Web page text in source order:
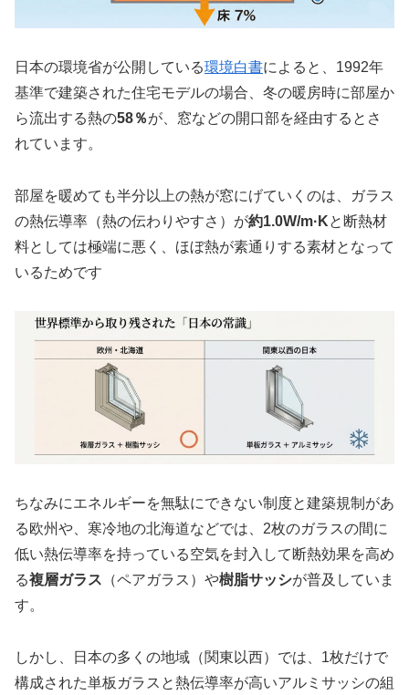
日本の環境省が公開している環境白書によると、1992年
基準で建築された住宅モデルの場合、冬の暖房時に部屋か
ら流出する熱の58％が、窓などの開口部を経由するとさ
れています。
部屋を暖めても半分以上の熱が窓にげていくのは、ガラス
の熱伝導率（熱の伝わりやすさ）が約1.0W/m·Kと断熱材
料としては極端に悪く、ほぼ熱が素通りする素材となって
いるためです
ちなみにエネルギーを無駄にできない制度と建築規制があ
る欧州や、寒冷地の北海道などでは、2枚のガラスの間に
低い熱伝導率を持っている空気を封入して断熱効果を高め
る複層ガラス （ペアガラス）や樹脂サッシが普及していま
す。
しかし、日本の多くの地域（関東以西）では、1枚だけで
構成された単板ガラスと熱伝導率が高いアルミサッシの組